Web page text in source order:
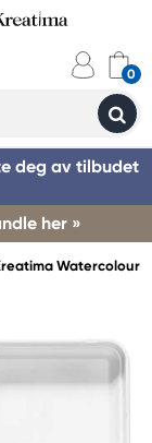
deg av tilbudet
her »
Watercolour